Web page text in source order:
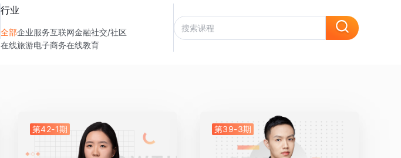
行业
全部企业服务互联网金融社交/社区
在线旅游电子商务在线教育
第42-1期 第39-3期